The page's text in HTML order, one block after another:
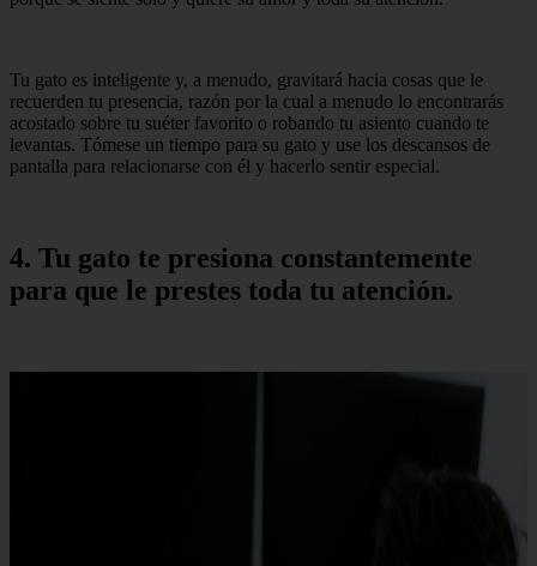
Tu gato es inteligente y, a menudo, gravitará hacia cosas que le
recuerden tu presencia, razón por la cual a menudo lo encontrarás
acostado sobre tu suéter favorito o robando tu asiento cuando te
levantas. Tómese un tiempo para su gato y use los descansos de
pantalla para relacionarse con él y hacerlo sentir especial.
4. Tu gato te presiona constantemente
para que le prestes toda tu atención.